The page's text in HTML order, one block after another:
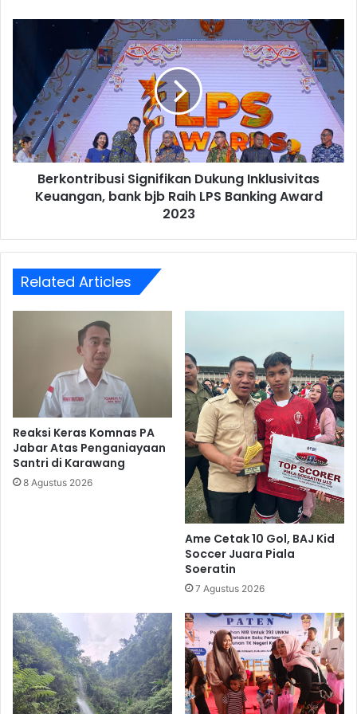
Berkontribusi
Inklusivitas
Keuangan,
bank
bjb
Raih
LPS
Banking
Award
Berkontribusi Signifikan Dukung Inklusivitas
Keuangan, bank bjb Raih LPS Banking Award
2023
Related Articles
Reaksi Keras Komnas PA
Jabar Atas Penganiayaan
Santri di Karawang
8 Agustus 2026
Ame Cetak 10 Gol, BAJ Kid
Soccer Juara Piala
Soeratin
7 Agustus 2026